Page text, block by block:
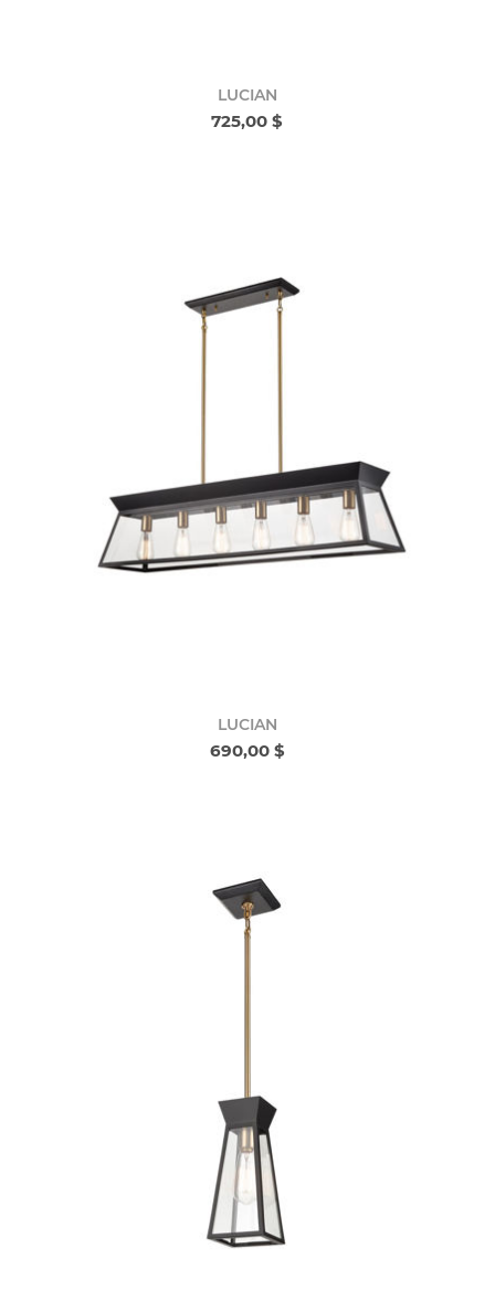
LUCIAN
725,00 $
LUCIAN
690,00 $